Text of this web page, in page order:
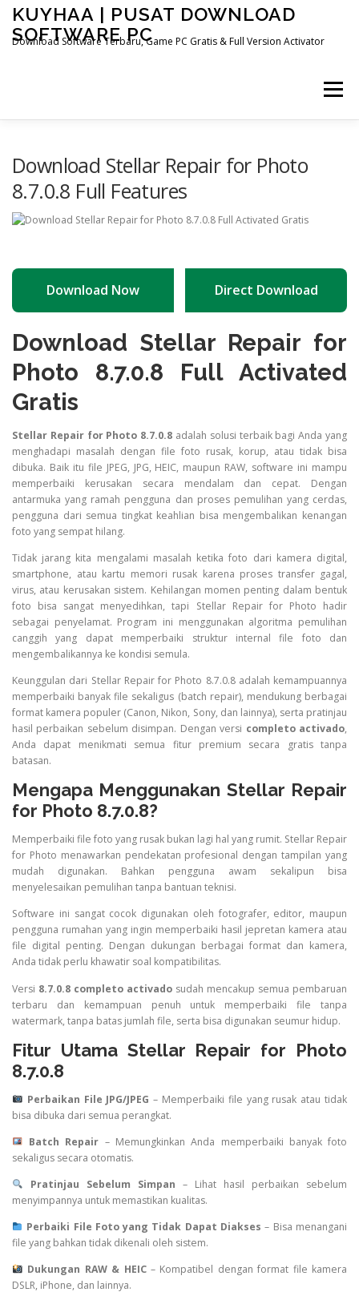
Skip
content
KUYHAA | PUSAT DOWNLOAD
SOFTWARE PC
Download Software Terbaru, Game PC Gratis & Full Version Activator
Menu
Download Stellar Repair for Photo
8.7.0.8 Full Features
Download Now Direct Download
Download Stellar Repair for
Photo 8.7.0.8 Full Activated
Gratis
Stellar Repair for Photo 8.7.0.8 adalah solusi terbaik bagi Anda yang
menghadapi masalah dengan file foto rusak, korup, atau tidak bisa
dibuka. Baik itu file JPEG, JPG, HEIC, maupun RAW, software ini mampu
memperbaiki kerusakan secara mendalam dan cepat. Dengan
antarmuka yang ramah pengguna dan proses pemulihan yang cerdas,
pengguna dari semua tingkat keahlian bisa mengembalikan kenangan
foto yang sempat hilang.
Tidak jarang kita mengalami masalah ketika foto dari kamera digital,
smartphone, atau kartu memori rusak karena proses transfer gagal,
virus, atau kerusakan sistem. Kehilangan momen penting dalam bentuk
foto bisa sangat menyedihkan, tapi Stellar Repair for Photo hadir
sebagai penyelamat. Program ini menggunakan algoritma pemulihan
canggih yang dapat memperbaiki struktur internal file foto dan
mengembalikannya ke kondisi semula.
Keunggulan dari Stellar Repair for Photo 8.7.0.8 adalah kemampuannya
memperbaiki banyak file sekaligus (batch repair), mendukung berbagai
format kamera populer (Canon, Nikon, Sony, dan lainnya), serta pratinjau
hasil perbaikan sebelum disimpan. Dengan versi completo activado,
Anda dapat menikmati semua fitur premium secara gratis tanpa
batasan.
Mengapa Menggunakan Stellar Repair
for Photo 8.7.0.8?
Memperbaiki file foto yang rusak bukan lagi hal yang rumit. Stellar Repair
for Photo menawarkan pendekatan profesional dengan tampilan yang
mudah digunakan. Bahkan pengguna awam sekalipun bisa
menyelesaikan pemulihan tanpa bantuan teknisi.
Software ini sangat cocok digunakan oleh fotografer, editor, maupun
pengguna rumahan yang ingin memperbaiki hasil jepretan kamera atau
file digital penting. Dengan dukungan berbagai format dan kamera,
Anda tidak perlu khawatir soal kompatibilitas.
Versi 8.7.0.8 completo activado sudah mencakup semua pembaruan
terbaru dan kemampuan penuh untuk memperbaiki file tanpa
watermark, tanpa batas jumlah file, serta bisa digunakan seumur hidup.
Fitur Utama Stellar Repair for Photo
8.7.0.8
Perbaikan File JPG/JPEG – Memperbaiki file yang rusak atau tidak
bisa dibuka dari semua perangkat.
Batch Repair – Memungkinkan Anda memperbaiki banyak foto
sekaligus secara otomatis.
Pratinjau Sebelum Simpan – Lihat hasil perbaikan sebelum
menyimpannya untuk memastikan kualitas.
Perbaiki File Foto yang Tidak Dapat Diakses – Bisa menangani
file yang bahkan tidak dikenali oleh sistem.
Dukungan RAW & HEIC– Kompatibel dengan format file kamera
DSLR, iPhone, dan lainnya.